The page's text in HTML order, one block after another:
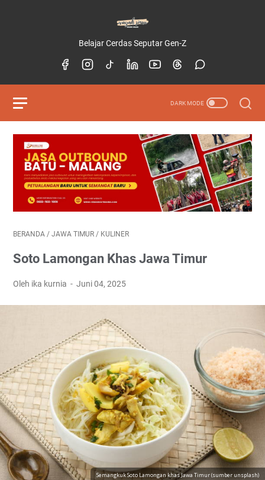
Belajar Cerdas Seputar Gen-Z
BERANDA / JAWA TIMUR / KULINER
Soto Lamongan Khas Jawa Timur
Oleh ika kurnia Juni 04, 2025
Semangkuk Soto Lamongan khas Jawa Timur (sumber unsplash)